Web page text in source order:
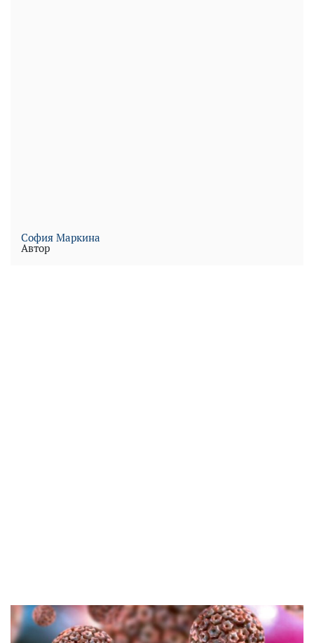
София Маркина
Автор